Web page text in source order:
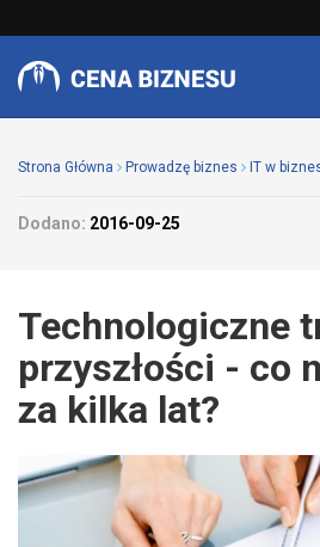
Strona Główna Prowadzę biznes IT w
Dodano: 2016-09-25
Technologiczne
przyszłości - co
za kilka lat?